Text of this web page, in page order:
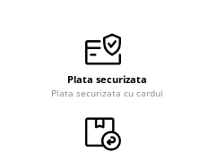
Curele Samsung Watch
Handmade / Bijutieri
Plata securizata
Plata securizata cu cardul